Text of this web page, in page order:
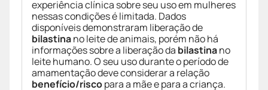
experiência clínica sobre seu uso em mulheres
nessas condições é limitada. Dados
disponíveis demonstraram liberação de
bilastinano leite de animais, porém não há
informações sobre a liberação da bilastinano
leite humano. O seu uso durante o período de
amamentação deve considerar a relação
benefício/riscopara a mãe e para a criança.